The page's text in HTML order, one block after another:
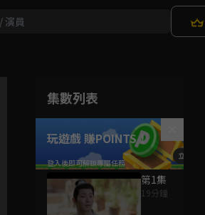
集數列表
玩遊戲 賺POINTS！
第1集
19分鐘